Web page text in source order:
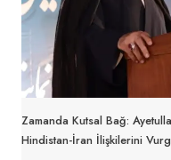
Zamanda Kutsal Bağ:
Hindistan-İran İlişkilerini